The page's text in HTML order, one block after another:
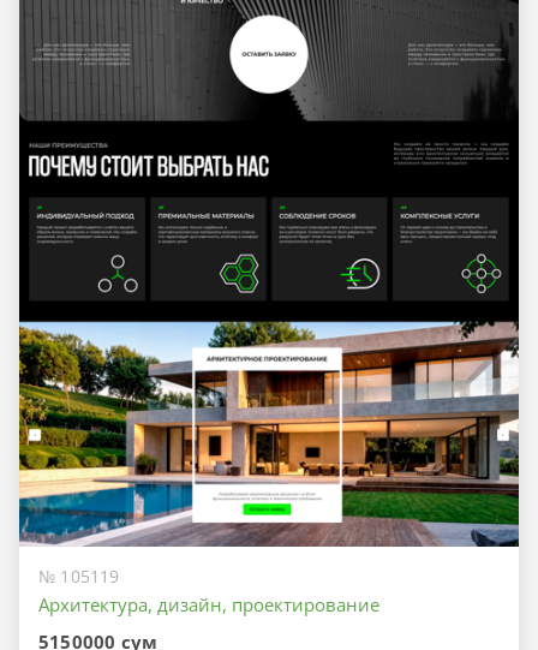
№ 105119
Архитектура, дизайн, проектирование
5150000 сум